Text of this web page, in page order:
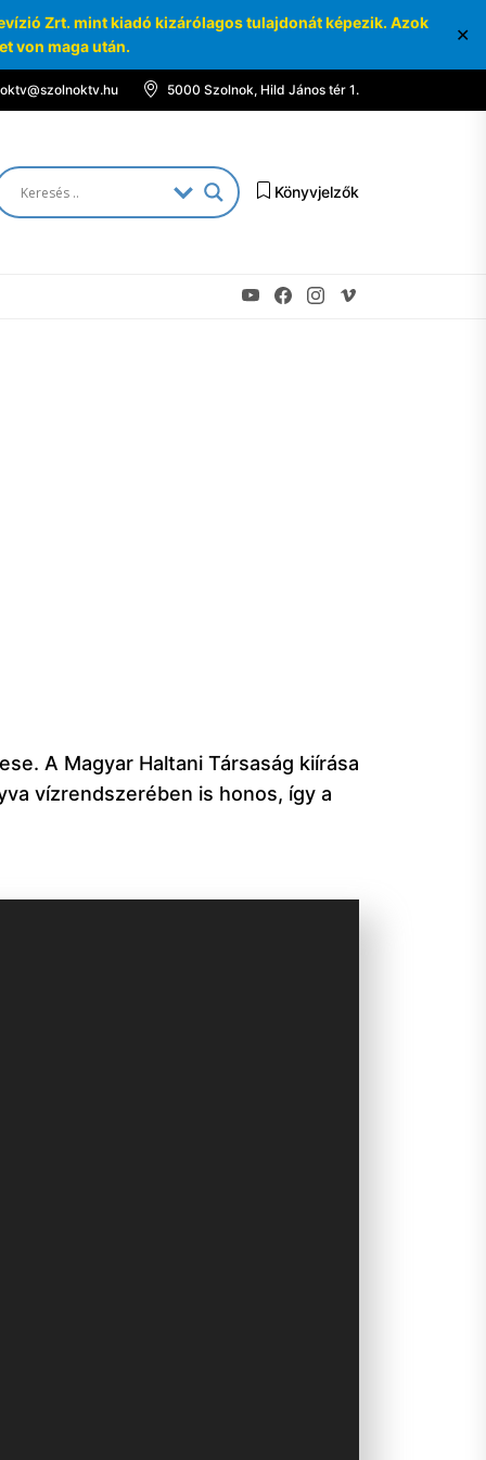
Zrt. mint kiadó kizárólagos tulajdonát képezik. Azok
von maga után.
✕
5000 Szolnok, Hild János tér 1.
Könyvjelzők
YoutubeFacebook
Instagram
Vimeo
A Magyar Haltani Társaság kiírása
vízrendszerében is honos, így a